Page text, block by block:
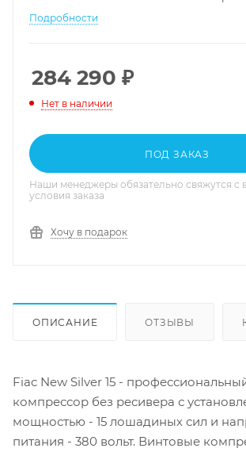
решение для работы с неравномерной
Подробности
284 290 ₽
Нет в наличии
ПОД ЗАКАЗ
Наши менеджеры обязательно свяжутся с
условия заказа
Хочу в подарок
ОПИСАНИЕ ОТЗЫВЫ
Fiac New Silver 15 -
компрессор без ресивера с
мощностью - 15 лошадиных сил и
питания - 380 вольт. Винтовые